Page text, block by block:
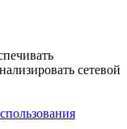
сетевой